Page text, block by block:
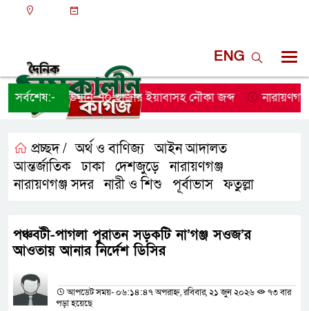
ENG
সর্বশেষ:-অভিযান, ৭০ হাজার ইয়াবাসহ নৌকা জব্দ নারায়ণগঞ্জে
প্রচ্ছদ / অর্থ ও বাণিজ্য ,আইন আদালত
আন্তর্জাতিক ,ঢাকা দেশজুড়ে ,নারায়ণগঞ্জ
নারায়ণগঞ্জ সদর ,নারী ও শিশু পূর্বাভাস ,ফতুল্লা
পঞ্চবটী-পাগলা পুরাতন সড়কটি না’গঞ্জ সওজ’র
আওতায় আনার নির্দেশ ডিসির
আপডেট সময়- ০৬:১৪:৪৭ অপরাহ্ন, রবিবার, ২১ জুন ২০২৬
৭৩ বার
পড়া হয়েছে